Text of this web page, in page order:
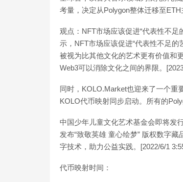
考量，决定从Polygon整体迁移至
观点：NFT市场应该促进“代表性不
示，NFT市场应该促进“代表性不足
被视为比其他文化的艺术更有价值和
Web3可以消除文化之间的界限。
同时，KOLO.Market也迎来了一个重
KOLO代币映射同步启动。所有的
中国少年儿童文化艺术基金会即将发
发布“致敬英雄 童心绘梦” 版权数字
字技术，助力公益实践。[2022/6/1
代币映射时间：